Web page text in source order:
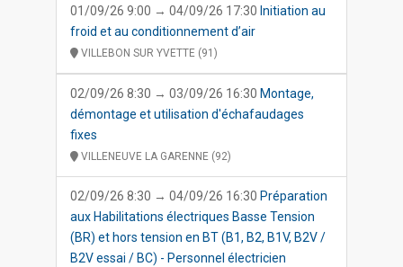
01/09/26 9:00 → 04/09/26 17:30 Initiation au
froid et au conditionnement d’air
VILLEBON SUR YVETTE (91)
02/09/26 8:30 → 03/09/26 16:30 Montage,
démontage et utilisation d'échafaudages
fixes
VILLENEUVE LA GARENNE (92)
02/09/26 8:30 → 04/09/26 16:30 Préparation
aux Habilitations électriques Basse Tension
(BR) et hors tension en BT (B1, B2, B1V, B2V /
B2V essai / BC) - Personnel électricien